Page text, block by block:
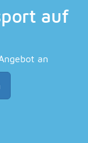
auf
an